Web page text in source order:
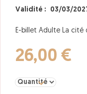
Validité : 03/03/
E-billet Adulte La cité
26,00 €
Sélectionner la